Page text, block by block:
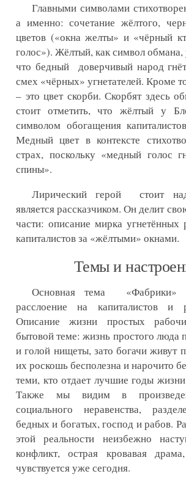
Главными символами
а именно: сочетание жёлтого,
цветов («окна желты» и «чёрный
голос»). Жёлтый, как символ обмана,
что бедный доверчивый народ
смех «чёрных» угнетателей. Кроме
– это цвет скорби. Скорбят здесь
стоит отметить, что жёлтый у
символом обогащения
Медный цвет в контексте
страх, поскольку «медный голос
спины».
Лирический герой стоит
является рассказчиком. Он делит
части: описание мирка
капиталистов за «жёлтыми» окнами.
Темы и
Основная тема «Фабрики»
расслоение на капиталистов и
Описание жизни простых
бытовой теме: жизнь простого люда
и голой нищеты, зато богачи живут
их роскошь бесполезна и нарочито
теми, кто отдает лучшие годы
Также мы видим в
социального неравенства,
бедных и богатых, господ и рабов.
этой реальности неизбежно
конфликт, острая кровавая
чувствуется уже сегодня.